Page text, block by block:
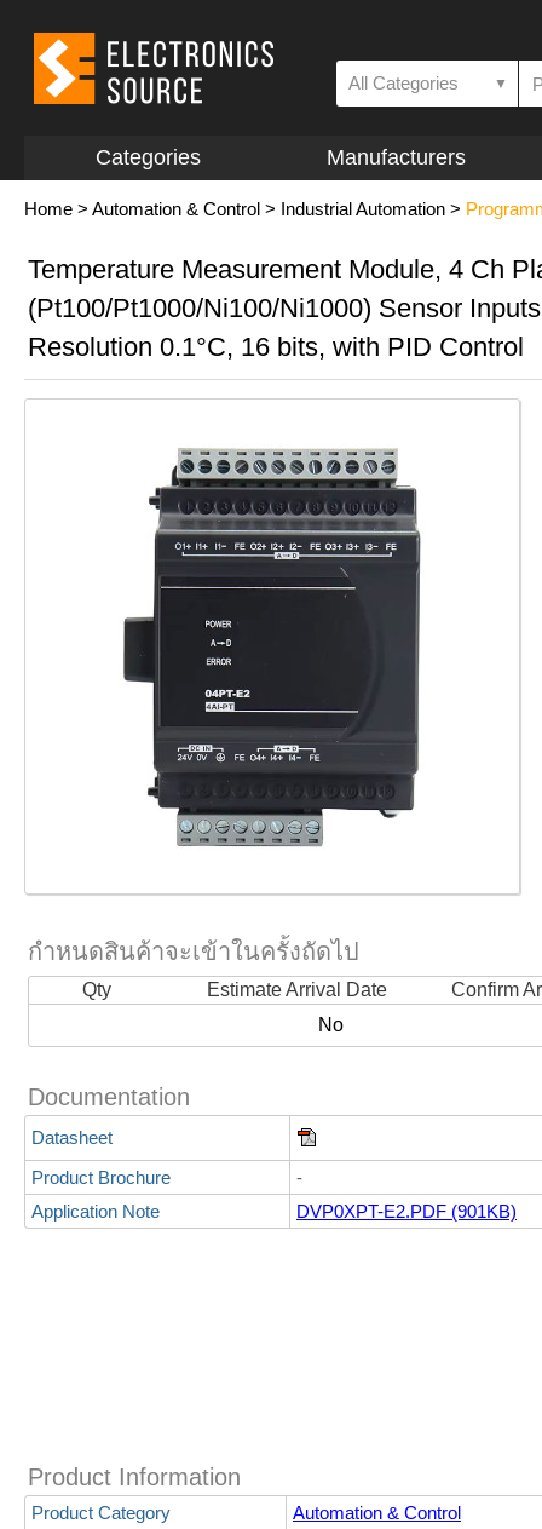
All Categories ▼
Categories Manufacturers
Home > Automation & Control > Industrial Automation >
Temperature Measurement Module, 4 Ch
(Pt100/Pt1000/Ni100/Ni1000) Sensor
Resolution 0.1°C, 16 bits, with PID Control
กำหนดสินค้าจะเข้าในครั้งถัดไป
Qty Estimate Arrival Date
Confirm
No
Documentation
Datasheet
Product Brochure
-
Application Note
DVP0XPT-E2.PDF (901KB)
Product Information
Product Category Automation & Control